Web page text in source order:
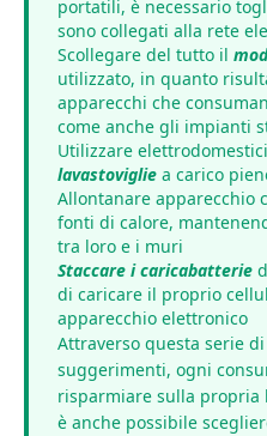
portatili, è necessario
sono collegati alla rete
Scollegare del tutto il
utilizzato, in quanto
apparecchi che
come anche gli impianti
Utilizzare
lavastoviglie a carico
Allontanare apparecchio
fonti di calore,
tra loro e i muri
Staccare i caricabatterie
di caricare il proprio
apparecchio elettronico
Attraverso questa serie
suggerimenti, ogni
risparmiare sulla
è anche possibile